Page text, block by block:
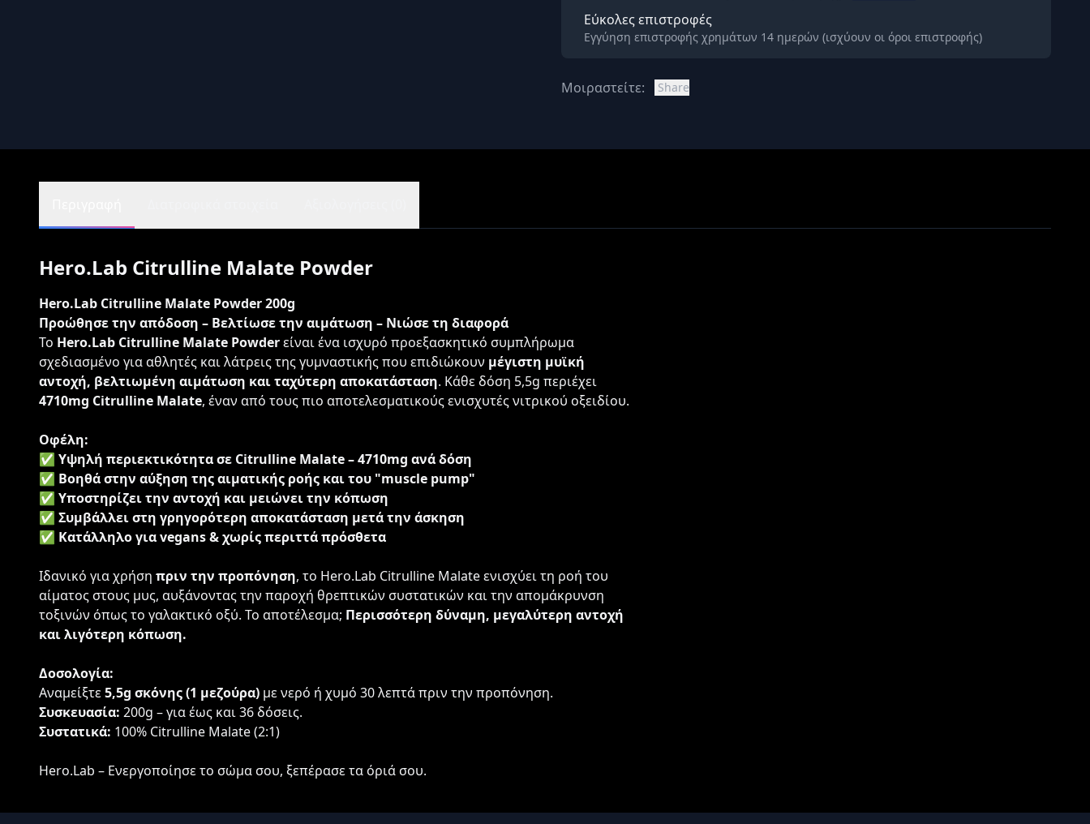
Εύκολες επιστροφές
Εγγύηση επιστροφής χρημάτων 14 ημερών (ισχύουν οι όροι επιστροφής)
Μοιραστείτε: Share
Hero.Lab Citrulline Malate Powder
Hero.Lab Citrulline Malate Powder 200g
Προώθησε την απόδοση – Βελτίωσε την αιμάτωση – Νιώσε τη διαφορά
Το Hero.Lab Citrulline Malate Powderείναι ένα ισχυρό προεξασκητικό συμπλήρωμα
σχεδιασμένο για αθλητές και λάτρεις της γυμναστικής που επιδιώκουν μέγιστη μυϊκή
αντοχή, βελτιωμένη αιμάτωση και ταχύτερη αποκατάσταση. Κάθε δόση 5,5g περιέχει
4710mg Citrulline Malate, έναν από τους πιο αποτελεσματικούς ενισχυτές νιτρικού οξειδίου.
Οφέλη:
✅ Υψηλή περιεκτικότητα σε Citrulline Malate – 4710mg ανά δόση
✅ Βοηθά στην αύξηση της αιματικής ροής και του "muscle pump"
✅ Υποστηρίζει την αντοχή και μειώνει την κόπωση
✅ Συμβάλλει στη γρηγορότερη αποκατάσταση μετά την άσκηση
✅ Κατάλληλο για vegans & χωρίς περιττά πρόσθετα
Ιδανικό για χρήση πριν την προπόνηση, το Hero.Lab Citrulline Malate ενισχύει τη ροή του
αίματος στους μυς, αυξάνοντας την παροχή θρεπτικών συστατικών και την απομάκρυνση
τοξινών όπως το γαλακτικό οξύ. Το αποτέλεσμα; Περισσότερη δύναμη, μεγαλύτερη αντοχή
και λιγότερη κόπωση.
Δοσολογία:
Αναμείξτε5,5g σκόνης (1 μεζούρα) με νερό ή χυμό 30 λεπτά πριν την προπόνηση.
Συσκευασία: 200g – για έως και 36 δόσεις.
Συστατικά: 100% Citrulline Malate (2:1)
Hero.Lab – Ενεργοποίησε το σώμα σου, ξεπέρασε τα όριά σου.